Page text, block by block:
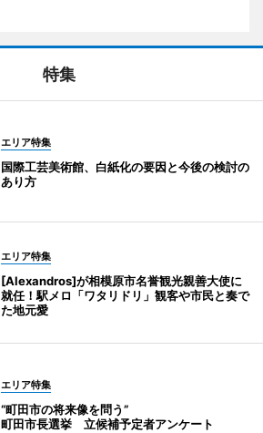
特集
エリア特集
国際工芸美術館、白紙化の要因と今後の検討の
あり方
エリア特集
[Alexandros]が相模原市名誉観光親善大使に
就任！駅メロ「ワタリドリ」観客や市民と奏で
た地元愛
エリア特集
“町田市の将来像を問う”
町田市長選挙 立候補予定者アンケート